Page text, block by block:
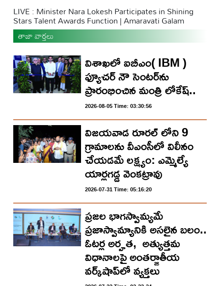
LIVE : Minister Nara Lokesh Participates in Shining
Stars Talent Awards Function | Amaravati Galam
తాజా వార్తలు
విశాఖలో ఐబీఎం( IBM )
ఫ్యూచర్ నౌ సెంటర్‌ను
ప్రారంభించిన మంత్రి లోకేష్..
2026-08-05 Time: 03:30:56
విజయవాడ రూరల్ లోని 9
గ్రామాలను వీఎంసీలో విలీనం
చేయడమే లక్ష్యం: ఎమ్మెల్యే
యార్లగడ్డ వెంకట్రావు
2026-07-31 Time: 05:16:20
ప్ర‌జ‌ల భాగ‌స్వామ్య‌మే
ప్రజాస్వామ్యానికి అస‌లైన బ‌లం..
ఓట‌ర్ల అర్హ‌త‌, అత్యుత్త‌మ
విధానాల‌పై అంతర్జాతీయ
వ‌ర్క్‌షాప్‌లో వ్యక్తలు